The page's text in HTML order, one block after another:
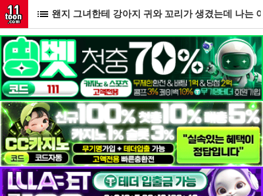
왠지 그녀한테 강아지 귀와 꼬리가 생겼는데 나는